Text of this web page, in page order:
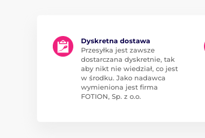
Dyskretna dostawa
Przesyłka jest zawsze
dostarczana dyskretnie, tak
aby nikt nie wiedział, co jest
w środku. Jako nadawca
wymieniona jest firma
FOTION, Sp. z o.o.